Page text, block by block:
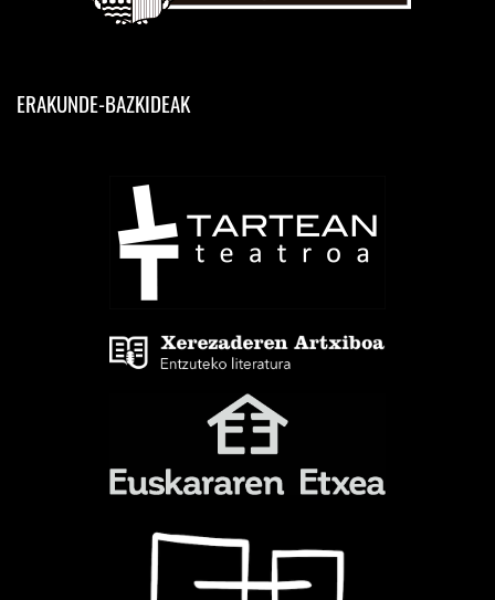
ERAKUNDE-BAZKIDEAK